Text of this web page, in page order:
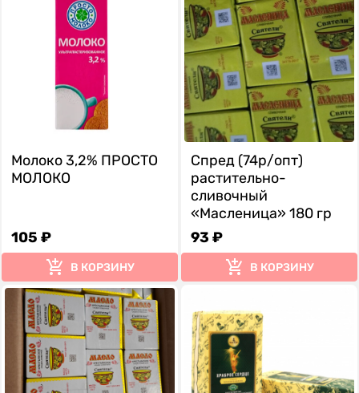
Молоко 3,2% ПРОСТО
МОЛОКО
105 ₽
В КОРЗИНУ
Спред (74р/опт)
растительно-
сливочный
«Масленица» 180 гр
93 ₽
В КОРЗИНУ